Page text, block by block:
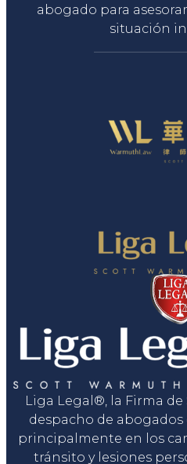
abogado para
situación
Liga Legal®, la Firma
despacho de
principalmente en los
tránsito y lesiones